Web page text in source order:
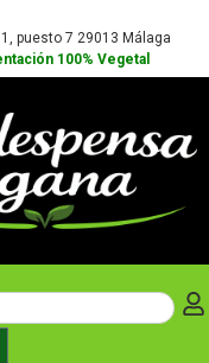
puesto 7 29013 Málaga
100% Vegetal